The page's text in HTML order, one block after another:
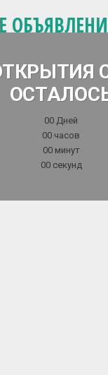
00 Дней
00 часов
00 минут
00 секунд